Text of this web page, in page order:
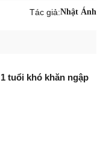
Tác giả:Nhật Ánh
tuổi khó khăn ngập